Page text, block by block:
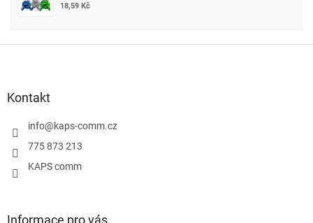
18,59 Kč
Kontakt
info@kaps-comm.cz
775 873 213
KAPS comm
Informace pro vás